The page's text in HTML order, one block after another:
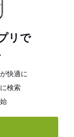
リで
快適に
検索